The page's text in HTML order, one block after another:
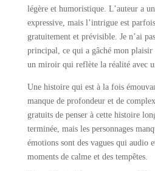
légère et humoristique. L’auteur a
expressive, mais l’intrigue est
gratuitement et prévisible. Je n’ai
principal, ce qui a gâché mon plaisir
un miroir qui reflète la réalité avec
Une histoire qui est à la fois
manque de profondeur et de
gratuits de penser à cette histoire
terminée, mais les personnages
émotions sont des vagues qui audio
moments de calme et des tempêtes.